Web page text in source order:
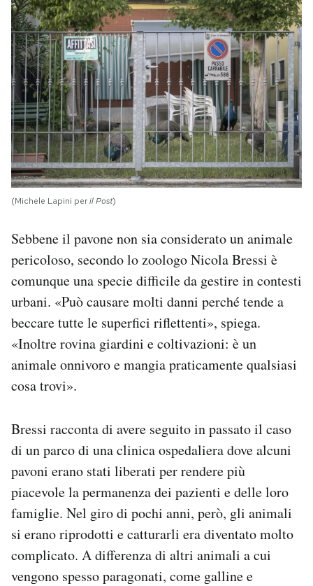
(Michele Lapini peril Post)
Sebbene il pavone non sia considerato un animale
pericoloso, secondo lo zoologo Nicola Bressi è
comunque una specie difficile da gestire in contesti
urbani. «Può causare molti danni perché tende a
beccare tutte le superfici riflettenti», spiega.
«Inoltre rovina giardini e coltivazioni: è un
animale onnivoro e mangia praticamente qualsiasi
cosa trovi».
Bressi racconta di avere seguito in passato il caso
di un parco di una clinica ospedaliera dove alcuni
pavoni erano stati liberati per rendere più
piacevole la permanenza dei pazienti e delle loro
famiglie. Nel giro di pochi anni, però, gli animali
si erano riprodotti e catturarli era diventato molto
complicato. A differenza di altri animali a cui
vengono spesso paragonati, come galline e